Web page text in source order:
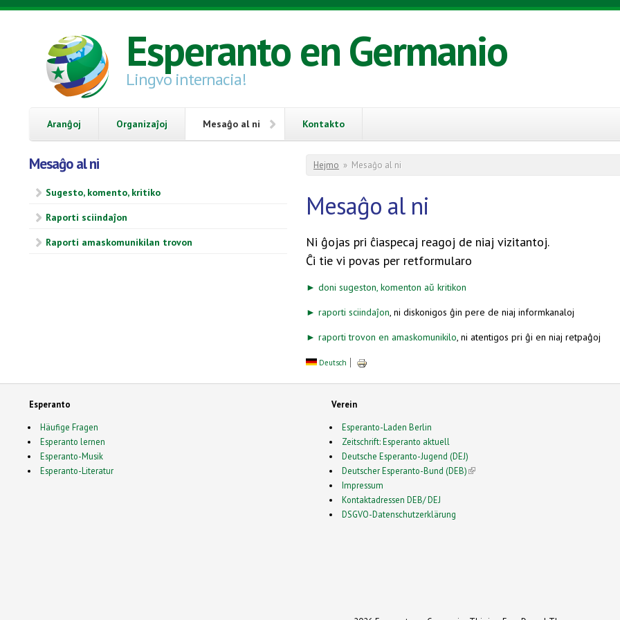
Skip to main content
Esperanto en Germanio
Lingvo internacia!
Aranĝoj Organizaĵoj Mesaĝo al ni Kontakto
Mesaĝo al ni
Sugesto, komento, kritiko
Raporti sciindaĵon
Raporti amaskomunikilan trovon
You are here
Hejmo » Mesaĝo al ni
Mesaĝo al ni
Ni ĝojas pri ĉiaspecaj reagoj de niaj vizitantoj.
Ĉi tie vi povas per retformularo
► doni sugeston, komenton aŭ kritikon
► raporti sciindaĵon, ni diskonigos ĝin pere de niaj informkanaloj
► raporti trovon en amaskomunikilo, ni atentigos pri ĝi en niaj retpaĝoj
Deutsch
Esperanto
Häufige Fragen
Esperanto lernen
Esperanto-Musik
Esperanto-Literatur
Verein
Esperanto-Laden Berlin
Zeitschrift: Esperanto aktuell
Deutsche Esperanto-Jugend (DEJ)
Deutscher Esperanto-Bund (DEB)(link is external)
Impressum
Kontaktadressen DEB/ DEJ
DSGVO-Datenschutzerklärung